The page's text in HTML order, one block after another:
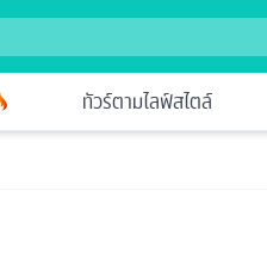
ทัวร์ตามไลฟ์สไตล์